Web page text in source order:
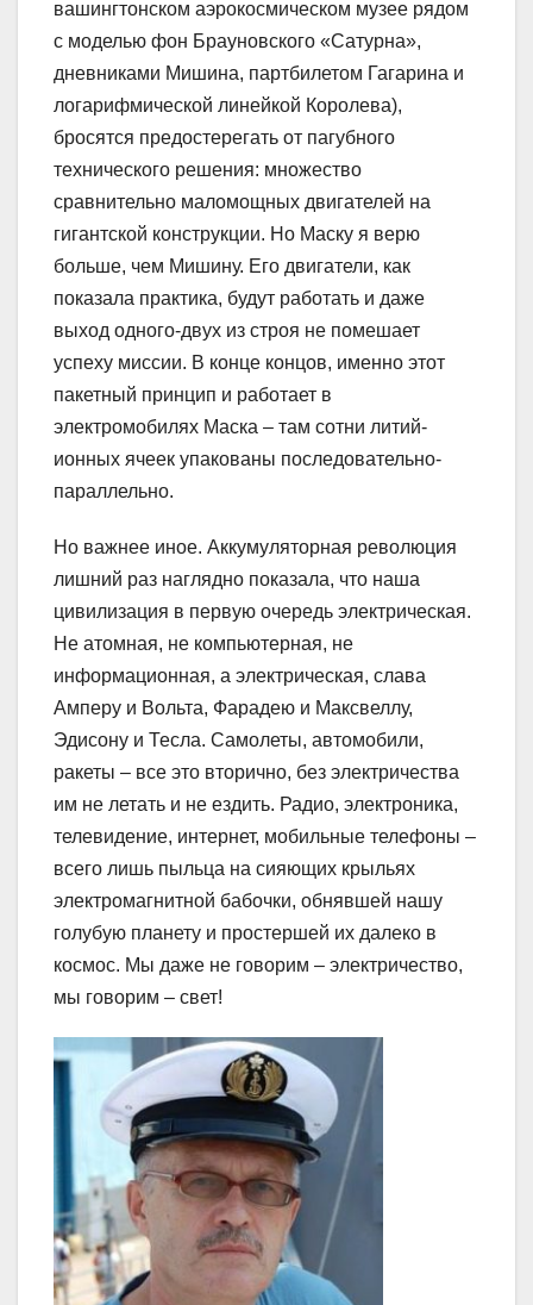
вашингтонском аэрокосмическом музее рядом
с моделью фон Брауновского «Сатурна»,
дневниками Мишина, партбилетом Гагарина и
логарифмической линейкой Королева),
бросятся предостерегать от пагубного
технического решения: множество
сравнительно маломощных двигателей на
гигантской конструкции. Но Маску я верю
больше, чем Мишину. Его двигатели, как
показала практика, будут работать и даже
выход одного-двух из строя не помешает
успеху миссии. В конце концов, именно этот
пакетный принцип и работает в
электромобилях Маска – там сотни литий-
ионных ячеек упакованы последовательно-
параллельно.
Но важнее иное. Аккумуляторная революция
лишний раз наглядно показала, что наша
цивилизация в первую очередь электрическая.
Не атомная, не компьютерная, не
информационная, а электрическая, слава
Амперу и Вольта, Фарадею и Максвеллу,
Эдисону и Тесла. Самолеты, автомобили,
ракеты – все это вторично, без электричества
им не летать и не ездить. Радио, электроника,
телевидение, интернет, мобильные телефоны –
всего лишь пыльца на сияющих крыльях
электромагнитной бабочки, обнявшей нашу
голубую планету и простершей их далеко в
космос. Мы даже не говорим – электричество,
мы говорим – свет!